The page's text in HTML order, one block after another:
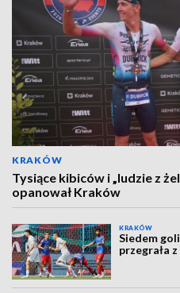
KRAKÓW
Tysiące kibiców i „ludzie z
opanował Kraków
KRAKÓW
Siedem
przegrała